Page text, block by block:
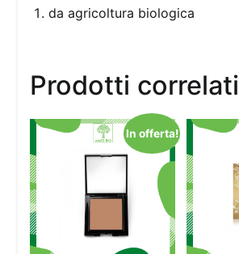
da agricoltura biologica
Prodotti correlati
In offerta!